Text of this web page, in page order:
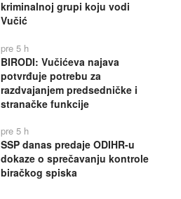
kriminalnoj grupi koju vodi
Vučić
pre 5 h
BIRODI: Vučićeva najava
potvrđuje potrebu za
razdvajanjem predsedničke i
stranačke funkcije
pre 5 h
SSP danas predaje ODIHR-u
dokaze o sprečavanju kontrole
biračkog spiska